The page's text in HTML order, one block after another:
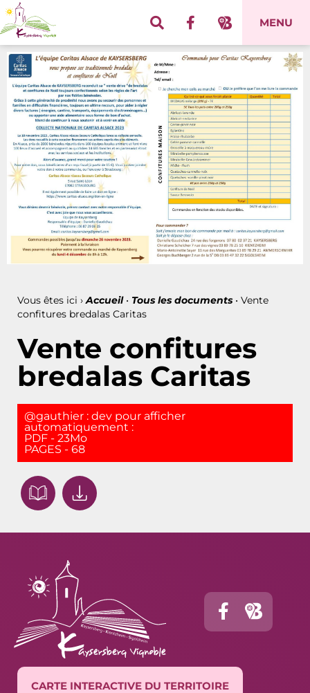
MENU
Vous êtes ici › Accueil• Tous les documents • Vente
confitures bredalas Caritas
Vente confitures
bredalas Caritas
@gauthier : dev pour afficher
automatiquement :
PDF - 23Mo
PAGES - 68
CARTE INTERACTIVE DU TERRITOIRE
Panneau de gestion des cookies